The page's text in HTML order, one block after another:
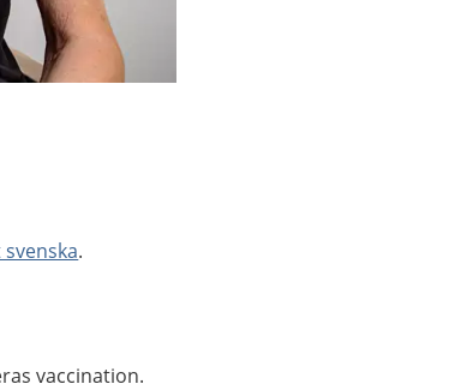
.
vaccination.